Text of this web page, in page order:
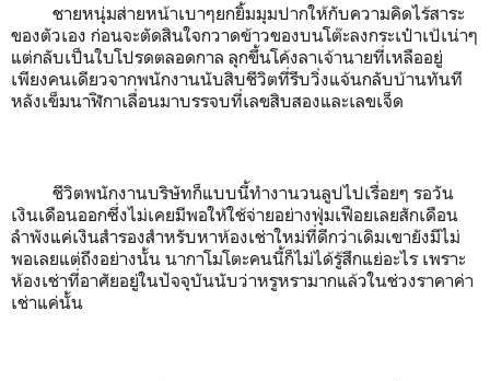
ชายหนุ่มส่ายหน้าเบาๆยกยิ้มมุมปากให้กับความคิดไร้สาระ
ของตัวเอง ก่อนจะตัดสินใจกวาดข้าวของบนโต๊ะลงกระเป๋าเป้เน่าๆ
แต่กลับเป็นใบโปรดตลอดกาล ลุกขึ้นโค้งลาเจ้านายที่เหลืออยู่
เพียงคนเดียวจากพนักงานนับสิบชีวิตที่รีบวิ่งแจ้นกลับบ้านทันที
หลังเข็มนาฬิกาเลื่อนมาบรรจบที่เลขสิบสองและเลขเจ็ด
ชีวิตพนักงานบริษัทก็แบบนี้ทำงานวนลูปไปเรื่อยๆ รอวัน
เงินเดือนออกซึ่งไม่เคยมีพอให้ใช้จ่ายอย่างฟุ่มเฟือยเลยสักเดือน
ลำพังแค่เงินสำรองสำหรับหาห้องเช่าใหม่ที่ดีกว่าเดิมเขายังมีไม่
พอเลยแต่ถึงอย่างนั้น นากาโมโตะคนนี้ก็ไม่ได้รู้สึกแย่อะไร เพราะ
ห้องเช่าที่อาศัยอยู่ในปัจจุบันนับว่าหรูหรามากแล้วในช่วงราคาค่า
เช่าแค่นั้น